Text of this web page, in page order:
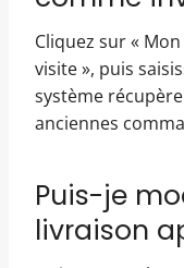
Cliquez sur «
visite », puis
système
anciennes
Puis-je
livraison